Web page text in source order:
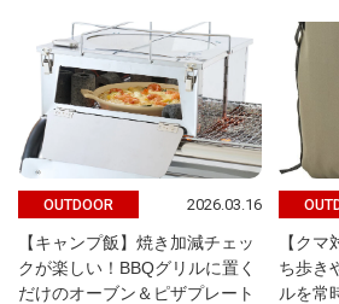
OUTDOOR 2026.03.16
【キャンプ飯】焼き加減チェッ
クが楽しい！BBQグリルに置く
だけのオーブン＆ピザプレート
【ク
ち歩き
ルを常